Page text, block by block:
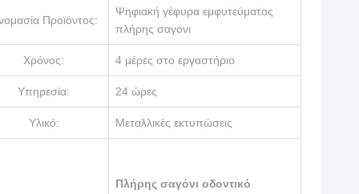
Προϊόντος:
Ψηφιακή γέφυρα εμφυτεύματος
πλήρης σαγόνι
Χρόνος: 4 μέρες στο εργαστήριο
Υπηρεσία: 24 ώρες
Υλικό: Μεταλλικές εκτυπώσεις
Πλήρης σαγόνι οδοντικό